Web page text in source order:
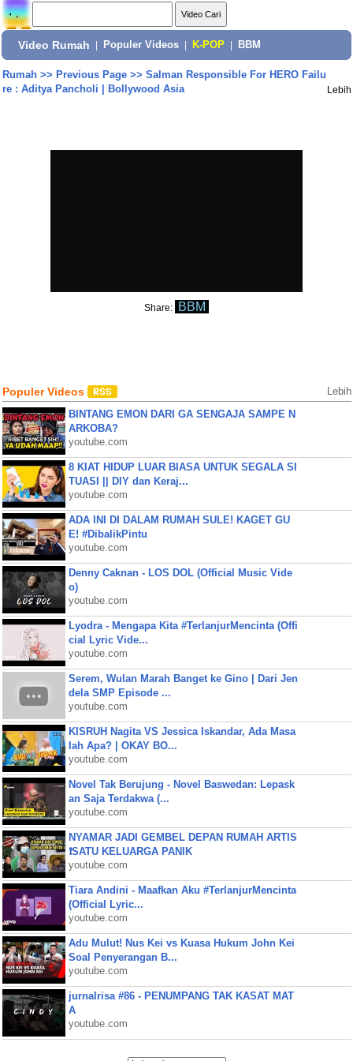
Video Rumah Populer Videos K-POP BBM
Rumah>> Previous Page>> Salman Responsible For HERO Failu
re : Aditya Pancholi | Bollywood Asia
Lebih
Share: BBM
Populer Videos Lebih
BINTANG EMON DARI GA SENGAJA SAMPE N
ARKOBA?
youtube.com
8 KIAT HIDUP LUAR BIASA UNTUK SEGALA SI
TUASI || DIY dan Keraj...
youtube.com
ADA INI DI DALAM RUMAH SULE! KAGET GU
E! #DibalikPintu
youtube.com
Denny Caknan - LOS DOL (Official Music Vide
o)
youtube.com
Lyodra - Mengapa Kita #TerlanjurMencinta (Offi
cial Lyric Vide...
youtube.com
Serem, Wulan Marah Banget ke Gino | Dari Jen
dela SMP Episode ...
youtube.com
KISRUH Nagita VS Jessica Iskandar, Ada Masa
lah Apa? | OKAY BO...
youtube.com
Novel Tak Berujung - Novel Baswedan: Lepask
an Saja Terdakwa (...
youtube.com
NYAMAR JADI GEMBEL DEPAN RUMAH ARTIS
❗SATU KELUARGA PANIK
youtube.com
Tiara Andini - Maafkan Aku #TerlanjurMencinta
(Official Lyric...
youtube.com
Adu Mulut! Nus Kei vs Kuasa Hukum John Kei
Soal Penyerangan B...
youtube.com
jurnalrisa #86 - PENUMPANG TAK KASAT MAT
A
youtube.com